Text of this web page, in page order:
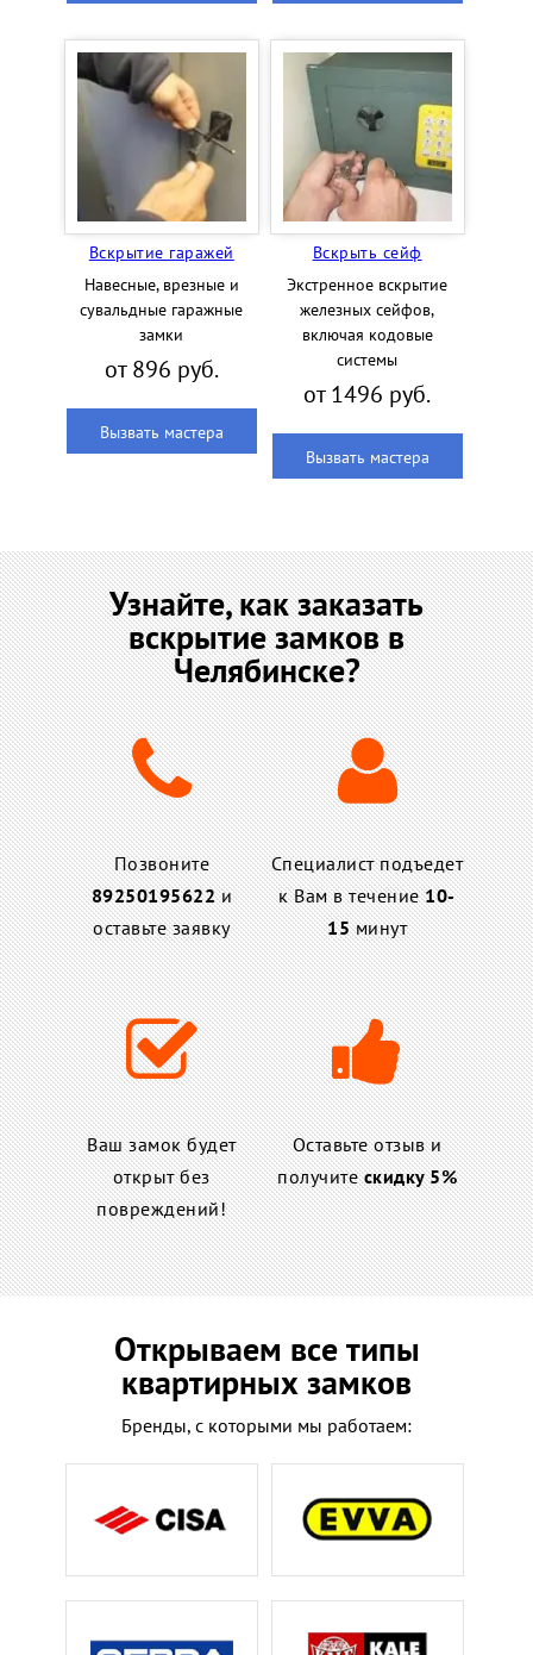
Вскрытие гаражей
Навесные, врезные и
сувальдные гаражные
замки
от 896 руб.
Вызвать мастера
Вскрыть сейф
Экстренное вскрытие
железных сейфов,
включая кодовые
системы
от 1496 руб.
Вызвать мастера
Узнайте, как заказать
вскрытие замков в
Челябинске?
Позвоните
89250195622 и
оставьте заявку
Специалист подъедет
к Вам в течение10-
15минут
Ваш замок будет
открыт без
повреждений!
Оставьте отзыв и
получитескидку 5%
Открываем все типы
квартирных замков
Бренды, с которыми мы работаем: